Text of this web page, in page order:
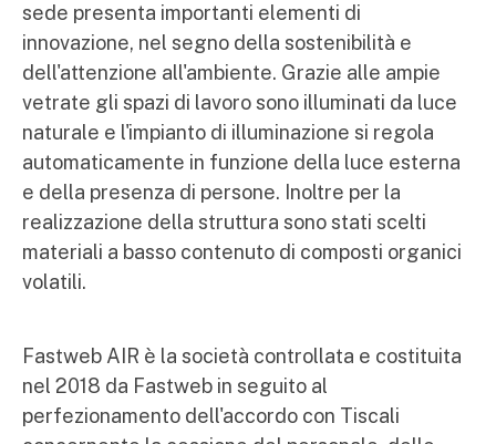
sede presenta importanti elementi di
innovazione, nel segno della sostenibilità e
dell'attenzione all'ambiente. Grazie alle ampie
vetrate gli spazi di lavoro sono illuminati da luce
naturale e l'impianto di illuminazione si regola
automaticamente in funzione della luce esterna
e della presenza di persone. Inoltre per la
realizzazione della struttura sono stati scelti
materiali a basso contenuto di composti organici
volatili.
Fastweb AIR è la società controllata e costituita
nel 2018 da Fastweb in seguito al
perfezionamento dell'accordo con Tiscali